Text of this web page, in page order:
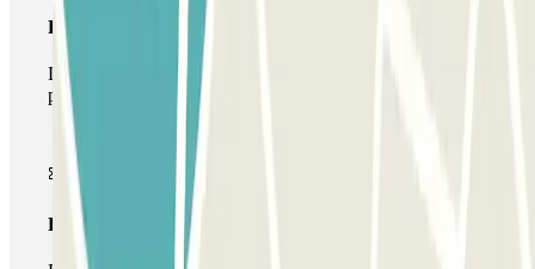
Pase básico
Durante tu estancia podrás entrar y salir una única vez al
parking
Pase multiparking